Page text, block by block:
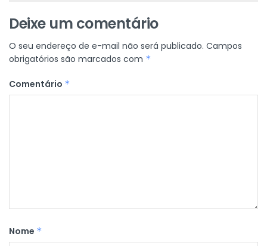
Deixe um comentário
O seu endereço de e-mail não será publicado. Campos
obrigatórios são marcados com *
Comentário *
Nome *